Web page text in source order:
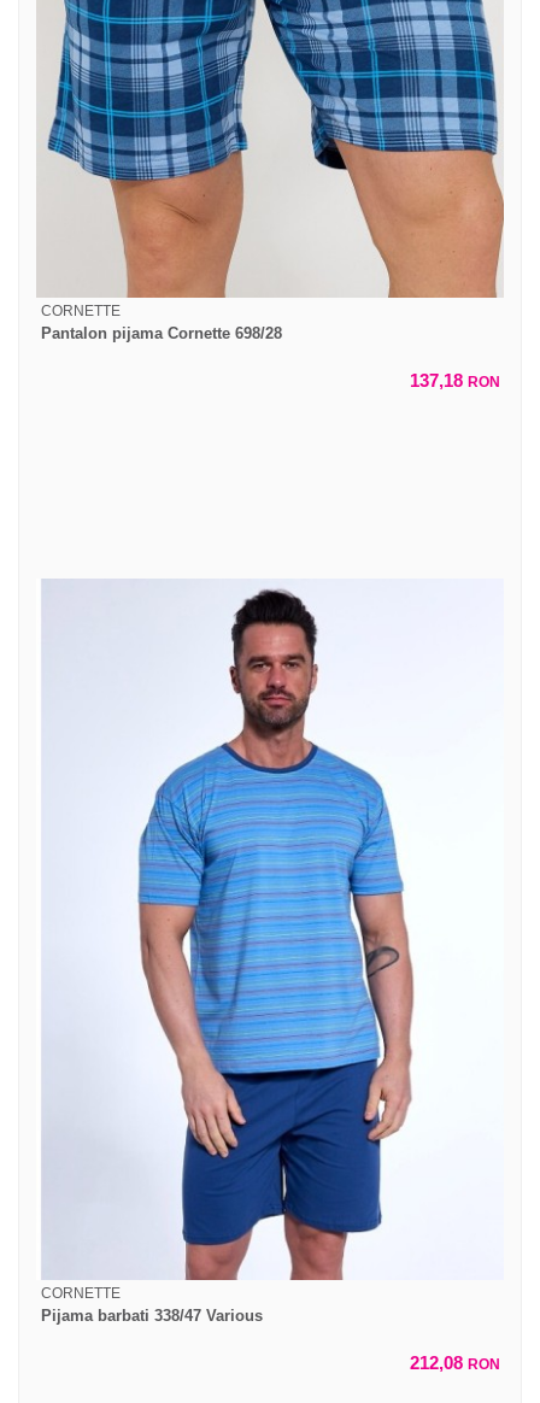
CORNETTE
Pantalon pijama Cornette 698/28
137,18 RON
CORNETTE
Pijama barbati 338/47 Various
212,08 RON